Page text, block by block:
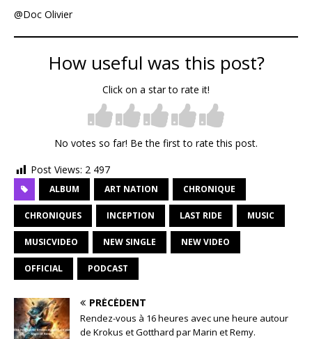
@Doc Olivier
How useful was this post?
Click on a star to rate it!
No votes so far! Be the first to rate this post.
Post Views: 2 497
ALBUM ART NATION CHRONIQUE
CHRONIQUES INCEPTION LAST RIDE MUSIC
MUSICVIDEO NEW SINGLE NEW VIDEO
OFFICIAL PODCAST
PRÉCÉDENT
Rendez-vous à 16 heures avec une heure autour
de Krokus et Gotthard par Marin et Remy.